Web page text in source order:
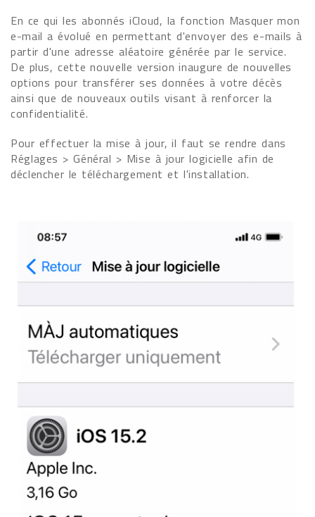
En ce qui les abonnés iCloud, la fonction Masquer mon
e-mail a évolué en permettant d'envoyer des e-mails à
partir d'une adresse aléatoire générée par le service.
De plus, cette nouvelle version inaugure de nouvelles
options pour transférer ses données à votre décès
ainsi que de nouveaux outils visant à renforcer la
confidentialité.
Pour effectuer la mise à jour, il faut se rendre dans
Réglages > Général > Mise à jour logicielle afin de
déclencher le téléchargement et l'installation.